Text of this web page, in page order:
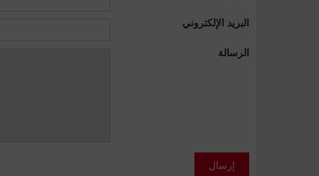
البريد الإلكتروني
الرسالة
إرسال